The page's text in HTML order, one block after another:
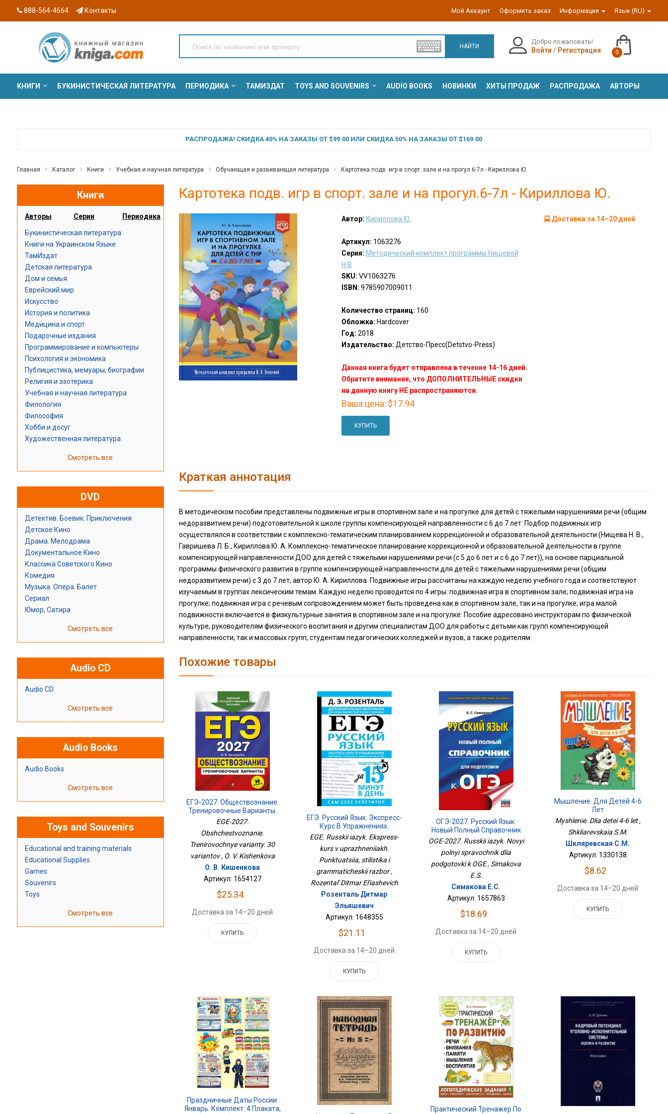
888-564-4664 Контакты Мой Аккаунт Оформить заказ Информация Язык (RU)
НАЙТИ
Добро пожаловать!
Войти / Регистрация 0
КНИГИ БУКИНИСТИЧЕСКАЯ ЛИТЕРАТУРА ПЕРИОДИКА ТАМИЗДАТ TOYS AND SOUVENIRS AUDIO BOOKS НОВИНКИ ХИТЫ ПРОДАЖ РАСПРОДАЖА АВТОРЫ
РАСПРОДАЖА! СКИДКА 40% НА ЗАКАЗЫ ОТ $99.00 ИЛИ СКИДКА 50% НА ЗАКАЗЫ ОТ $169.00
Главная Каталог Книги Учебная и научная литература Обучающая и развивающая литература Картотека подв. игр в спорт. зале и на прогул.6-7л - Кириллова Ю.
Книги
Авторы Серии Периодика
Букинистическая литература
Книги на Украинском Языке
ТамИздат
Детская литература
Дом и семья
Еврейский мир
Искусство
История и политика
Медицина и спорт
Подарочные издания
Программирование и компьютеры
Психология и экономика
Публицистика, мемуары, биографии
Религия и эзотерика
Учебная и научная литература
Филология
Философия
Хобби и досуг
Художественная литература
Смотреть все
DVD
Детектив. Боевик. Приключения
Детское Кино
Драма. Мелодрама
Документальное Кино
Классика Советского Кино
Комедия
Музыка. Опера. Балет
Сериал
Юмор, Сатира
Смотреть все
Audio CD
Audio CD
Смотреть все
Audio Books
Audio Books
Смотреть все
Toys and Souvenirs
Educational and training materials
Educational Supplies
Games
Souvenirs
Toys
Смотреть все
Картотека подв. игр в спорт. зале и на прогул.6-7л - Кириллова Ю.
Автор: Кириллова Ю.
Артикул: 1063276
Серия: Методический комплект программы Нищевой
Н.В
SKU: VV1063276
ISBN: 9785907009011
Количество страниц: 160
Обложка: Hardcover
Год: 2018
Издательство: Детство-Пресс(Detstvo-Press)
Данная книга будет отправлена в течение 14-16 дней.
Обратите внимание, что ДОПОЛНИТЕЛЬНЫЕ скидки
на данную книгу НЕ распространяются.
Ваша цена: $17.94
КУПИТЬ
Доставка за 14–20 дней
Краткая аннотация
В методическом пособии представлены подвижные игры в спортивном зале и на прогулке для детей с тяжелыми нарушениями речи (общим
недоразвитием речи) подготовительной к школе группы компенсирующей направленности с 6 до 7 лет. Подбор подвижных игр
осуществлялся в соответствии с комплексно-тематическим планированием коррекционной и образовательной деятельности (Нищева Н. В.,
Гавришева Л. Б., Кириллова Ю. А. Комплексно-тематическое планирование коррекционной и образовательной деятельности в группе
компенсирующей направленности ДОО для детей с тяжелыми нарушениями речи (с 5 до 6 лет и с 6 до 7 лет)), на основе парциальной
программы физического развития в группе компенсирующей направленности для детей с тяжелыми нарушениями речи (общим
недоразвитием речи) с 3 до 7 лет, автор Ю. А. Кириллова. Подвижные игры рассчитаны на каждую неделю учебного года и соответствуют
изучаемым в группах лексическим темам. Каждую неделю проводится по 4 игры: подвижная игра в спортивном зале; подвижная игра на
прогулке; подвижная игра с речевым сопровождением может быть проведена как в спортивном зале, так и на прогулке; игра малой
подвижности включается в физкультурные занятия в спортивном зале и на прогулке. Пособие адресовано инструкторам по физической
культуре, руководителям физического воспитания и другим специалистам ДОО для работы с детьми как групп компенсирующей
направленности, так и массовых групп, студентам педагогических колледжей и вузов, а также родителям.
Похожие товары
ЕГЭ-2027. Обществознание.
Тренировочные Варианты.
30 Вариантов
EGE-2027.
Obshchestvoznanie.
Trenirovochnye varianty. 30
variantov , O. V. Kishenkova
О. В. Кишенкова
Артикул: 1654127
$25.34
Доставка за 14–20 дней
КУПИТЬ
ЕГЭ. Русский Язык. Экспресс-
Курс В Упражнениях.
Пунктуация, Стилистика И
Грамматический Разбор
EGE. Russkii iazyk. Ekspress-
kurs v uprazhneniiakh.
Punktuatsiia, stilistika i
grammaticheskii razbor ,
Rozental' Ditmar El'iashevich
Розенталь Дитмар
Эльяшевич
Артикул: 1648355
$21.11
Доставка за 14–20 дней
КУПИТЬ
ОГЭ-2027. Русский Язык.
Новый Полный Справочник
Для Подготовки К ОГЭ
OGE-2027. Russkii iazyk. Novyi
polnyi spravochnik dlia
podgotovki k OGE , Simakova
E.S.
Симакова Е.С.
Артикул: 1657863
$18.69
Доставка за 14–20 дней
КУПИТЬ
Мышление. Для Детей 4-6
Лет
Myshlenie. Dlia detei 4-6 let ,
Shkliarevskaia S.M.
Шкляревская С.М.
Артикул: 1330138
$8.62
Доставка за 14–20 дней
КУПИТЬ
Праздничные Даты России.
Январь. Комплект: 4 Плаката,
Практический Тренажер По